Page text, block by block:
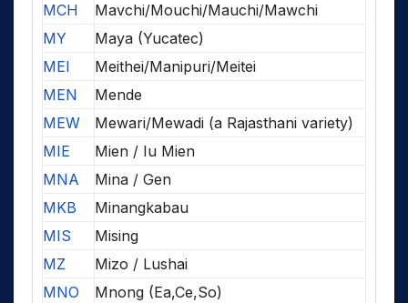
MCH
Mavchi/Mouchi/Mauchi/Mawchi
MY
Maya (Yucatec)
MEI
Meithei/Manipuri/Meitei
MEN
Mende
MEW
Mewari/Mewadi (a Rajasthani variety)
MIE
Mien / Iu Mien
MNA
Mina / Gen
MKB
Minangkabau
MIS
Mising
MZ
Mizo / Lushai
MNO
Mnong (Ea,Ce,So)